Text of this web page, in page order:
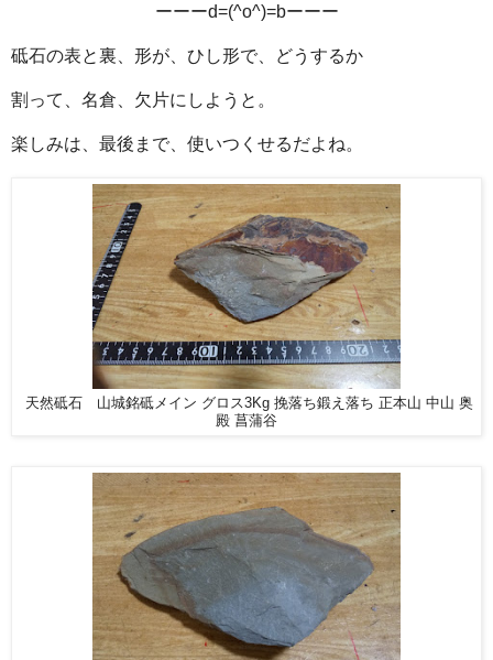
ーーーd=(^o^)=bーーー
砥石の表と裏、形が、ひし形で、どうするか
割って、名倉、欠片にしようと。
楽しみは、最後まで、使いつくせるだよね。
天然砥石 山城銘砥メイン グロス3Kg 挽落ち鍛え落ち 正本山 中山 奥
殿 菖蒲谷